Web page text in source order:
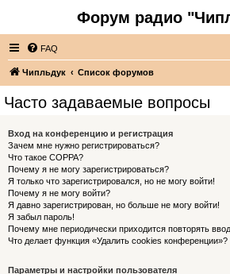
Форум радио
FAQ
Чипльдук Список форумов
Часто задаваемые вопросы
Вход на конференцию и регистрация
Зачем мне нужно регистрироваться?
Что такое COPPA?
Почему я не могу зарегистрироваться?
Я только что зарегистрировался, но не могу войти!
Почему я не могу войти?
Я давно зарегистрирован, но больше не могу войти!
Я забыл пароль!
Почему мне периодически приходится повторять
Что делает функция «Удалить cookies конференции»?
Параметры и настройки пользователя